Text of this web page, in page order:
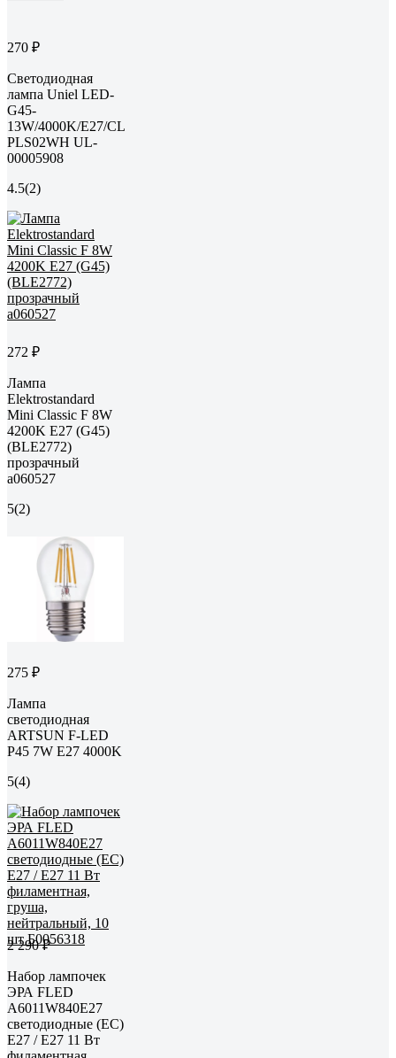
270 ₽
Светодиодная
лампа Uniel LED-
G45-
13W/4000K/E27/CL
PLS02WH UL-
00005908
4.5(2)
272 ₽
Лампа
Elektrostandard
Mini Classic F 8W
4200K E27 (G45)
(BLE2772)
прозрачный
a060527
5(2)
275 ₽
Лампа
светодиодная
ARTSUN F-LED
P45 7W E27 4000K
5(4)
2 290 ₽
Набор лампочек
ЭРА FLED
A6011W840E27
светодиодные (EC)
E27 / Е27 11 Вт